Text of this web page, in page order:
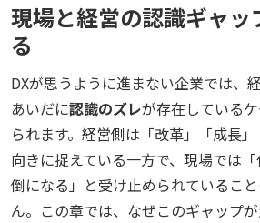
現場と経営の認識ギャッ
る
DXが思うように進まない企業では、
あいだに認識のズレが存在している
られます。経営側は「改革」「成長
向きに捉えている一方で、現場では
倒になる」と受け止められているこ
ん。この章では、なぜこのギャップ